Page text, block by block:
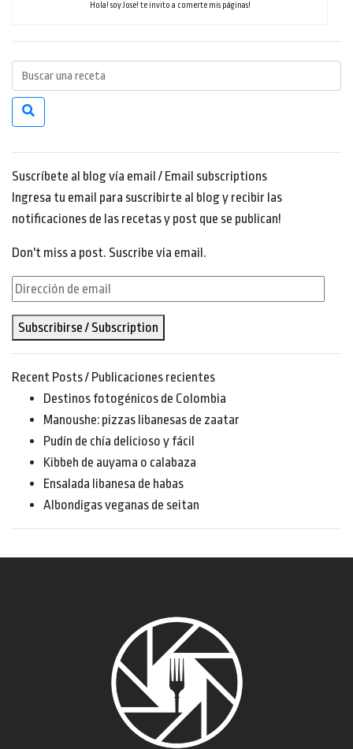
Hola! soy Jose! te invito a comerte mis páginas!
Suscríbete al blog vía email / Email subscriptions
Ingresa tu email para suscribirte al blog y recibir las
notificaciones de las recetas y post que se publican!
Don't miss a post. Suscribe via email.
Dirección
email
Subscribirse / Subscription
Recent Posts / Publicaciones recientes
Destinos fotogénicos de Colombia
Manoushe: pizzas libanesas de zaatar
Pudín de chía delicioso y fácil
Kibbeh de auyama o calabaza
Ensalada libanesa de habas
Albondigas veganas de seitan